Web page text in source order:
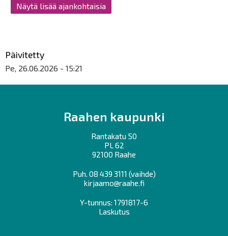
Näytä lisää ajankohtaisia
Päivitetty
Pe, 26.06.2026 - 15:21
Raahen kaupunki
Rantakatu 50
PL 62
92100 Raahe
Puh. 08 439 3111 (vaihde)
kirjaamo@raahe.fi
Y-tunnus: 1791817-6
Laskutus